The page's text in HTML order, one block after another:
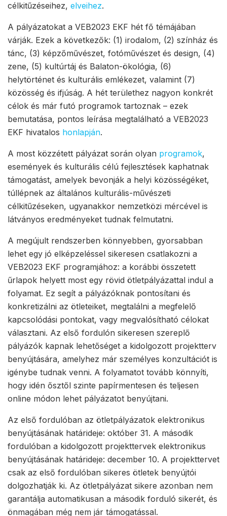
célkitűzéseihez, elveihez.
A pályázatokat a VEB2023 EKF hét fő témájában
várják. Ezek a következők: (1) irodalom, (2) színház és
tánc, (3) képzőművészet, fotóművészet és design, (4)
zene, (5) kultúrtáj és Balaton-ökológia, (6)
helytörténet és kulturális emlékezet, valamint (7)
közösség és ifjúság. A hét területhez nagyon konkrét
célok és már futó programok tartoznak – ezek
bemutatása, pontos leírása megtalálható a VEB2023
EKF hivatalos honlapján.
A most közzétett pályázat során olyan programok,
események és kulturális célú fejlesztések kaphatnak
támogatást, amelyek bevonják a helyi közösségéket,
túllépnek az általános kulturális-művészeti
célkitűzéseken, ugyanakkor nemzetközi mércével is
látványos eredményeket tudnak felmutatni.
A megújult rendszerben könnyebben, gyorsabban
lehet egy jó elképzeléssel sikeresen csatlakozni a
VEB2023 EKF programjához: a korábbi összetett
űrlapok helyett most egy rövid ötletpályázattal indul a
folyamat. Ez segít a pályázóknak pontosítani és
konkretizálni az ötleteiket, megtalálni a megfelelő
kapcsolódási pontokat, vagy megvalósítható célokat
választani. Az első fordulón sikeresen szereplő
pályázók kapnak lehetőséget a kidolgozott projektterv
benyújtására, amelyhez már személyes konzultációt is
igénybe tudnak venni. A folyamatot tovább könnyíti,
hogy idén ősztől szinte papírmentesen és teljesen
online módon lehet pályázatot benyújtani.
Az első fordulóban az ötletpályázatok elektronikus
benyújtásának határideje: október 31. A második
fordulóban a kidolgozott projekttervek elektronikus
benyújtásának határideje: december 10. A projekttervet
csak az első fordulóban sikeres ötletek benyújtói
dolgozhatják ki. Az ötletpályázat sikere azonban nem
garantálja automatikusan a második forduló sikerét, és
önmagában még nem jár támogatással.